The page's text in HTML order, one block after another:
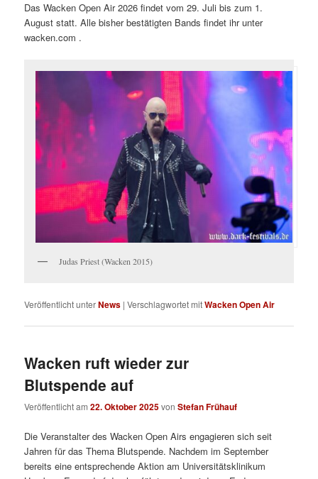
Das Wacken Open Air 2026 findet vom 29. Juli bis zum 1.
August statt. Alle bisher bestätigten Bands findet ihr unter
wacken.com .
Judas Priest (Wacken 2015)
Veröffentlicht unterNews |Verschlagwortet mitWacken Open Air
Wacken ruft wieder zur
Blutspende auf
Veröffentlicht am22. Oktober 2025vonStefan Frühauf
Die Veranstalter des Wacken Open Airs engagieren sich seit
Jahren für das Thema Blutspende. Nachdem im September
bereits eine entsprechende Aktion am Universitätsklinikum